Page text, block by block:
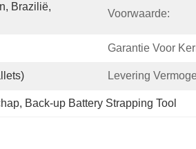
Brazilië,
Voorwaarde:
Garantie Voor
Levering
, Back-up Battery Strapping Tool